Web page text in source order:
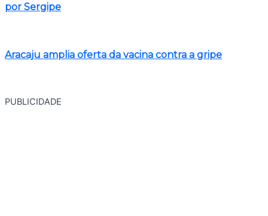
por Sergipe
Aracaju amplia oferta da vacina contra a gripe
PUBLICIDADE